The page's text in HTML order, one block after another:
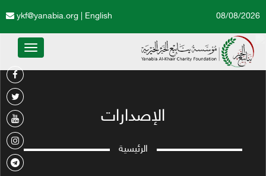
English
ykf@yanabia.org 08/08/2026
Toggle
الإصدارات
الرئيسية